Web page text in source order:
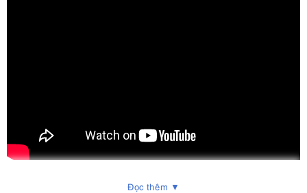
Đọc thêm ▼